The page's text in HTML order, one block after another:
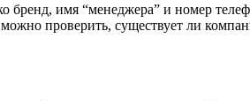
имя “менеджера” и номер
проверить, существует ли